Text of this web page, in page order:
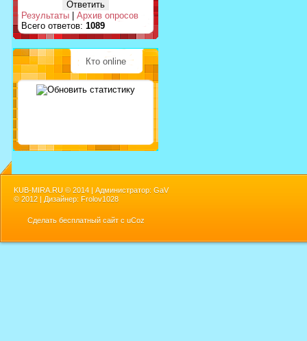
Результаты
Архив опросов
Всего ответов: 1089
Кто online
KUB-MIRA.RU © 2014 | Администратор: GaV
© 2012 | Дизайнер: Frolov1028
Сделать бесплатный сайт с uCoz